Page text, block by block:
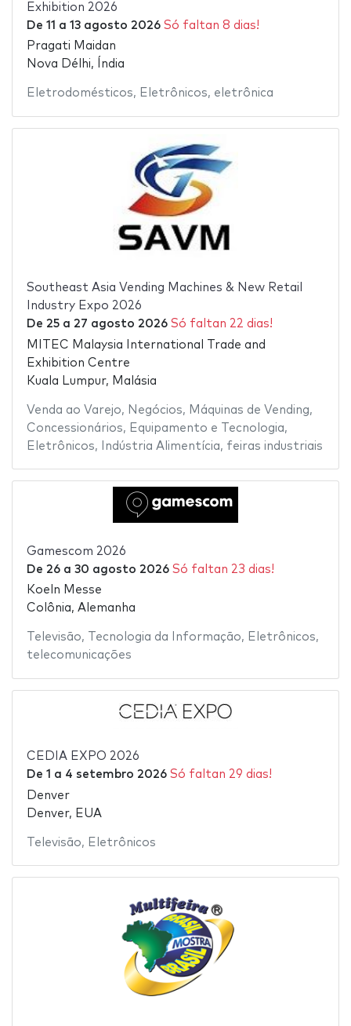
Exhibition 2026
De 11 a 13 agosto 2026 Só faltan 8 dias!
Pragati Maidan
Nova Délhi, Índia
Eletrodomésticos, Eletrônicos, eletrônica
Southeast Asia Vending Machines & New Retail
Industry Expo 2026
De 25a 27 agosto 2026 Só faltan 22 dias!
MITEC Malaysia International Trade and
Exhibition Centre
Kuala Lumpur, Malásia
Venda ao Varejo, Negócios, Máquinas de Vending,
Concessionários, Equipamento e Tecnologia,
Eletrônicos, Indústria Alimentícia, feiras industriais
Gamescom 2026
De 26a 30 agosto 2026 Só faltan 23 dias!
Koeln Messe
Colônia, Alemanha
Televisão, Tecnologia da Informação, Eletrônicos,
telecomunicações
CEDIA EXPO 2026
De 1 a 4 setembro 2026 Só faltan 29 dias!
Denver
Denver, EUA
Televisão, Eletrônicos